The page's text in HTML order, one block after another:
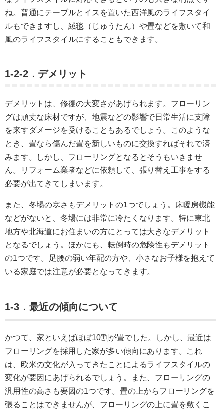
ね。普通にテーブルとイスを置いた西洋風のライフスタイ
ルもできますし、絨毯（じゅうたん）や畳などを敷いて和
風のライフスタイルにすることもできます。
1-2-2．デメリット
デメリットは、修復の大変さがあげられます。フローリン
グは頑丈な床材ですが、地震などの影響で日常生活に支障
を来すダメージを受けることもあるでしょう。このような
とき、畳なら傷んだ畳を新しいものに交換すればそれで済
みます。しかし、フローリングとなるとそうもいきませ
ん。リフォーム業者などに依頼して、張り替え工事をする
必要が出てきてしまいます。
また、冬場の寒さもデメリットの1つでしょう。床暖房機能
などがないと、冬場には非常に冷たくなります。特に東北
地方や北海道にお住まいの方にとっては大きなデメリット
となるでしょう。ほかにも、転倒時の危険性もデメリット
の1つです。足腰の弱い年配の方や、小さなお子様を抱えて
いる家庭では注意が必要となってきます。
1-3．最近の傾向について
かつて、家といえばほぼ10割が畳でした。しかし、最近は
フローリングを採用した家が多い傾向にあります。これ
は、欧米の文化が入ってきたことによるライフスタイルの
変化が要因にあげられるでしょう。また、フローリングの
汎用性の高さも要因の1つです。畳の上からフローリングを
張ることはできませんが、フローリングの上に畳を敷くこ